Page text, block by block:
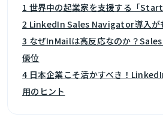
1 世界中の起業家を支援する「
2 LinkedIn Sales Navigator導入が
3 なぜInMailは高反応なのか？
優位
4 日本企業こそ活かすべき！
用のヒント